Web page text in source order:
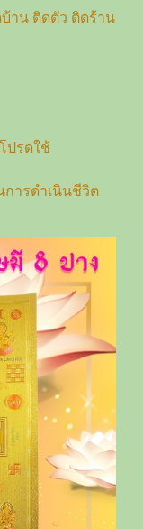
าน ติดตัว ติดร้าน
ปรดใช้
การดำเนินชีวิต